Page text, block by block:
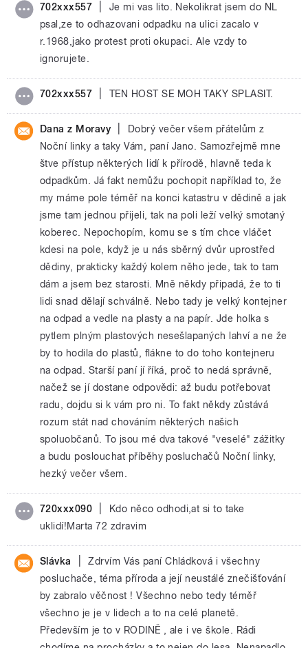
702xxx557
Je mi vas lito. Nekolikrat jsem do NL
psal,ze to odhazovani odpadku na ulici zacalo v
r.1968,jako protest proti okupaci. Ale vzdy to
ignorujete.
702xxx557 TEN HOST SE MOH TAKY SPLASIT.
Dana z Moravy
Dobrý večer všem přátelům z
Noční linky a taky Vám, paní Jano. Samozřejmě mne
štve přístup některých lidí k přírodě, hlavně teda k
odpadkům. Já fakt nemůžu pochopit například to, že
my máme pole téměř na konci katastru v dědině a jak
jsme tam jednou přijeli, tak na poli leží velký smotaný
koberec. Nepochopím, komu se s tím chce vláčet
kdesi na pole, když je u nás sběrný dvůr uprostřed
dědiny, prakticky každý kolem něho jede, tak to tam
dám a jsem bez starosti. Mně někdy připadá, že to ti
lidi snad dělají schválně. Nebo tady je velký kontejner
na odpad a vedle na plasty a na papír. Jde holka s
pytlem plným plastových nesešlapaných lahví a ne že
by to hodila do plastů, flákne to do toho kontejneru
na odpad. Starší paní jí říká, proč to nedá správně,
načež se jí dostane odpovědi: až budu potřebovat
radu, dojdu si k vám pro ni. To fakt někdy zůstává
rozum stát nad chováním některých našich
spoluobčanů. To jsou mé dva takové "veselé" zážitky
a budu poslouchat příběhy posluchačů Noční linky,
hezký večer všem.
720xxx090
Kdo něco odhodi,at si to take
uklidí!Marta 72 zdravim
Slávka
Zdrvím Vás paní Chládková i všechny
posluchače, téma příroda a její neustálé znečišťování
by zabralo věčnost ! Všechno nebo tedy téměř
všechno je je v lidech a to na celé planetě.
Především je to v RODINĚ , ale i ve škole. Rádi